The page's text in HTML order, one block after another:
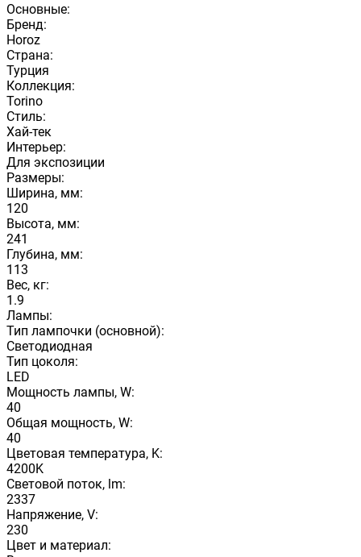
Основные:
Бренд:
Horoz
Страна:
Турция
Коллекция:
Torino
Стиль:
Хай-тек
Интерьер:
Для экспозиции
Размеры:
Ширина, мм:
120
Высота, мм:
241
Глубина, мм:
113
Вес, кг:
1.9
Лампы:
Тип лампочки (основной):
Светодиодная
Тип цоколя:
LED
Мощность лампы, W:
40
Общая мощность, W:
40
Цветовая температура, K:
4200K
Световой поток, lm:
2337
Напряжение, V:
230
Цвет и материал: